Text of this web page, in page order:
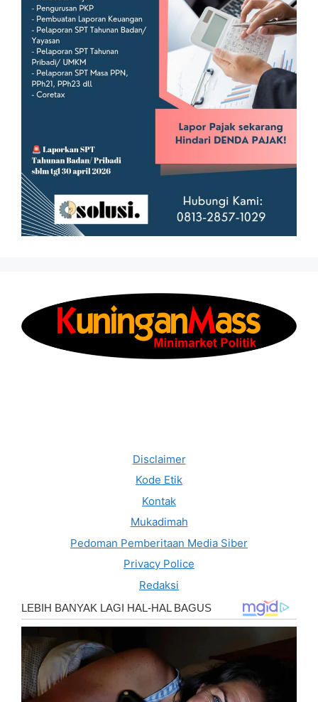
Disclaimer
Kode Etik
Kontak
Mukadimah
Pedoman Pemberitaan Media Siber
Privacy Police
Redaksi